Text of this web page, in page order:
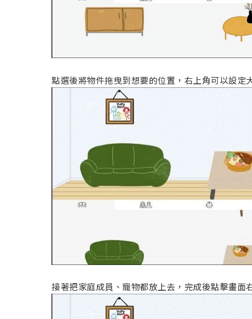
點選後將物件拖曳到想要的位置，右上角可以設定
接著把家庭成員、寵物都放上去，完成後點擊畫面